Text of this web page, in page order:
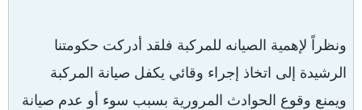
ونظراً لإهمية الصيانه للمركبة فلقد أدركت حكومتنا
الرشيدة إلى اتخاذ إجراء وقائي يكفل صيانة المركبة
ويمنع وقوع الحوادث المرورية بسبب سوء أو عدم صيانة